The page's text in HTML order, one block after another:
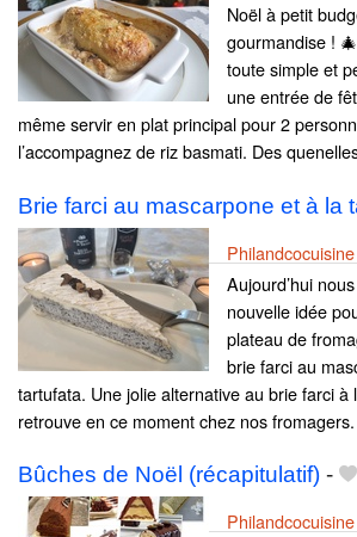
Noël à petit
gourmandise !
toute simple et
une entrée de
même servir en plat principal pour 2
l’accompagnez de riz basmati. Des
Brie farci au mascarpone et à la
Philandcocuisine
Aujourd’hui
nouvelle idée
plateau de
brie farci au
tartufata. Une jolie alternative au brie farci à
retrouve en ce moment chez nos
Bûches de Noël (récapitulatif) -
Philandcocuisine